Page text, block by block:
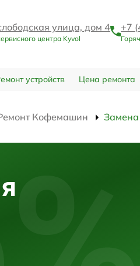
улица, дом 4
центра Kyvol
+7
устройств Цена ремонта
Кофемашин Замена